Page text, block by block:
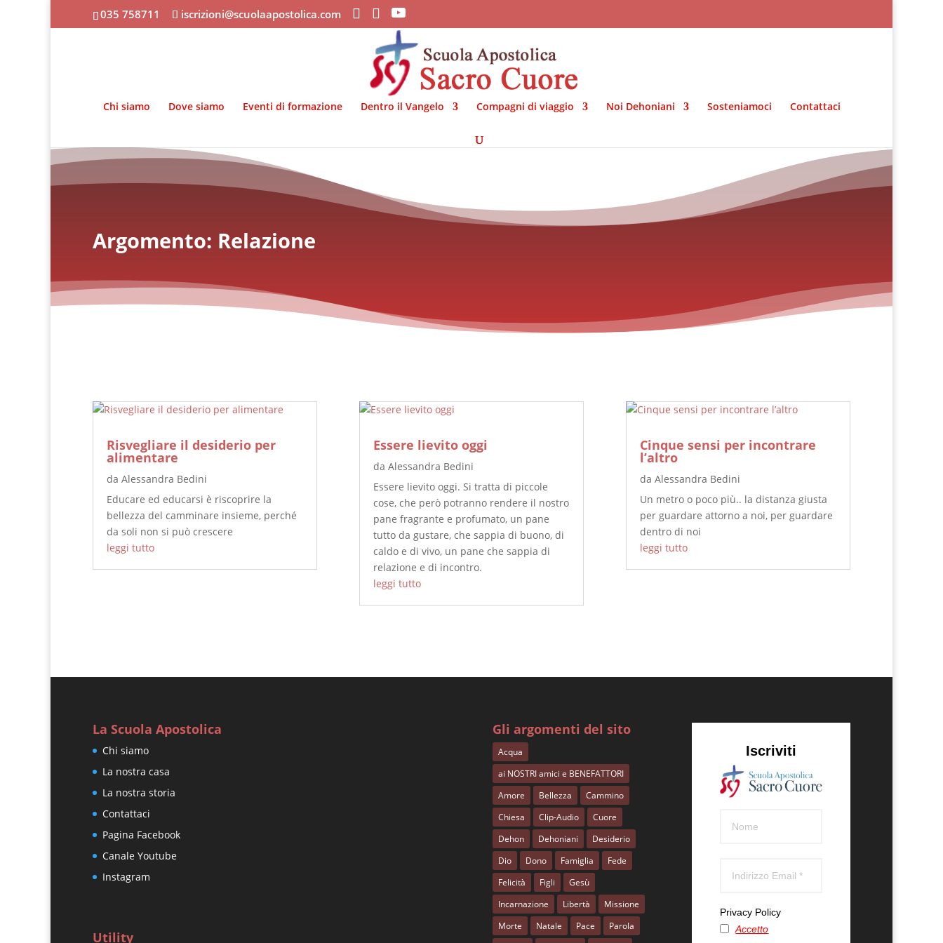
035 758711 iscrizioni@scuolaapostolica.com
Chi siamo Dove siamo Eventi di formazione Dentro il Vangelo Compagni di viaggio Noi Dehoniani Sosteniamoci Contattaci
Argomento: Relazione
Risvegliare il desiderio per
alimentare
da Alessandra Bedini
Educare ed educarsi è riscoprire la
bellezza del camminare insieme, perché
da soli non si può crescere
leggi tutto
Essere lievito oggi
da Alessandra Bedini
Essere lievito oggi. Si tratta di piccole
cose, che però potranno rendere il nostro
pane fragrante e profumato, un pane
tutto da gustare, che sappia di buono, di
caldo e di vivo, un pane che sappia di
relazione e di incontro.
leggi tutto
Cinque sensi per incontrare
l’altro
da Alessandra Bedini
Un metro o poco più.. la distanza giusta
per guardare attorno a noi, per guardare
dentro di noi
leggi tutto
La Scuola Apostolica
Chi siamo
La nostra casa
La nostra storia
Contattaci
Pagina Facebook
Canale Youtube
Instagram
Utility
Gli argomenti del sito
Acqua
ai NOSTRI amici e BENEFATTORI
Amore
Bellezza
Cammino
Chiesa
Clip-Audio
Cuore
Dehon
Dehoniani
Desiderio
Dio
Dono Famiglia
Fede
Felicità
Figli
Gesù
Incarnazione
Libertà
Missione
Morte
Natale Pace
Parola
Iscriviti
Privacy Policy
Accetto